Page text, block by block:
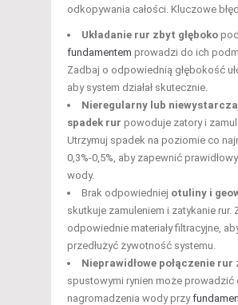
odkopywania całości. Kluczowe
Układanie rur zbyt głęboko pod
fundamentem prowadzi do ich
Zadbaj o odpowiednią głębokość
aby system działał skutecznie.
Nieregularny lub
spadek rur powoduje zatory i
Utrzymuj spadek na poziomie co
0,3%-0,5%, aby zapewnić
wody.
Brak odpowiedniej otuliny i
skutkuje zamuleniem i zatykanie rur.
odpowiednie materiały filtracyjne,
przedłużyć żywotność systemu.
Nieprawidłowe połączenie rur
spustowymi rynien może prowadzić
nagromadzenia wody przy